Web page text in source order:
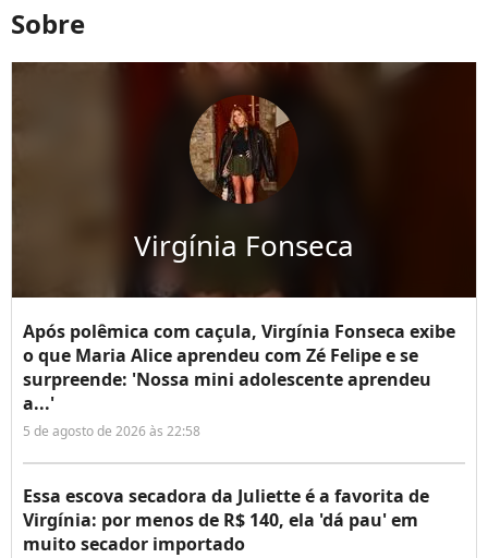
Sobre
Virgínia Fonseca
Após polêmica com caçula, Virgínia Fonseca exibe
o que Maria Alice aprendeu com Zé Felipe e se
surpreende: 'Nossa mini adolescente aprendeu
a...'
5 de agosto de 2026 às 22:58
Essa escova secadora da Juliette é a favorita de
Virgínia: por menos de R$ 140, ela 'dá pau' em
muito secador importado